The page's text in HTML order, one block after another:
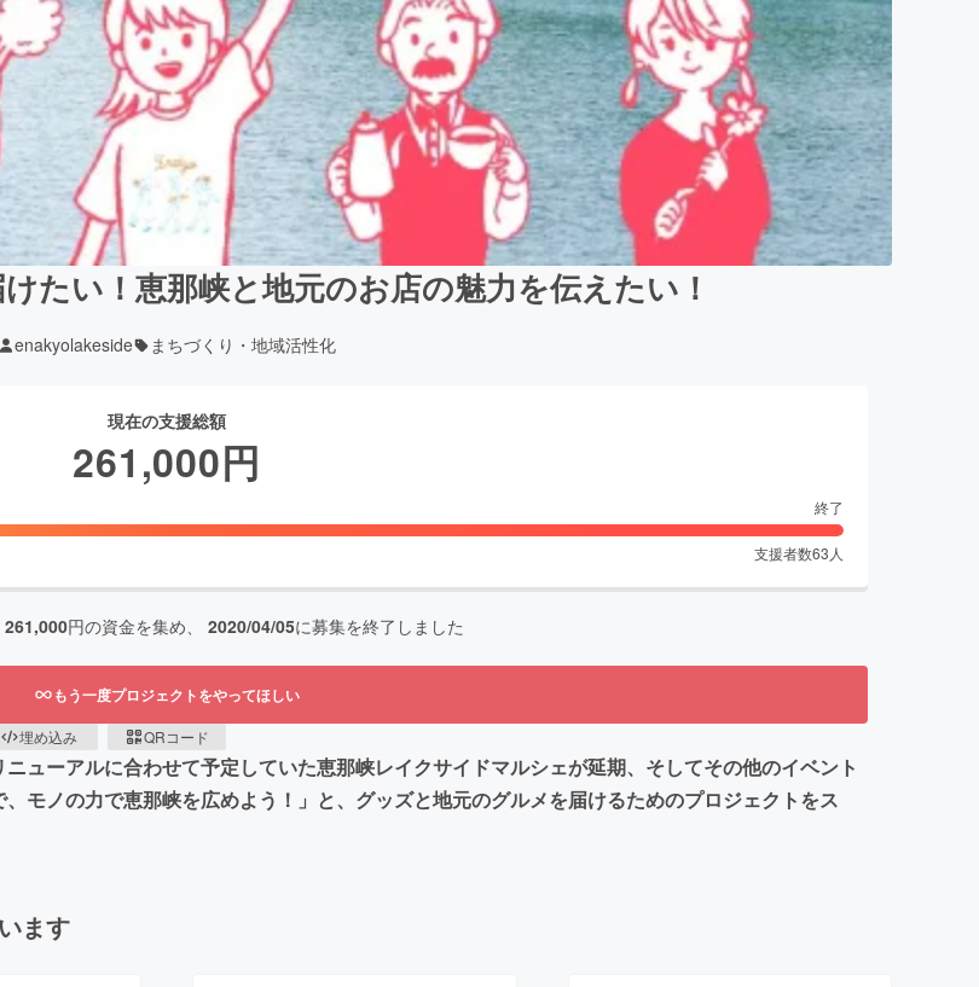
たい！恵那峡と地元のお店の魅力を伝えたい！
enakyolakeside まちづくり・地域活性化
現在の支援総額
261,000円
終了
支援者数63 人
261,000円の資金を集め、 2020/04/05に募集を終了しました
もう一度プロジェクトをやってほしい
埋め込み QRコード
ューアルに合わせて予定していた恵那峡レイクサイドマルシェが延期、そしてその他のイベント
モノの力で恵那峡を広めよう！」と、グッズと地元のグルメを届けるためのプロジェクトをス
ます